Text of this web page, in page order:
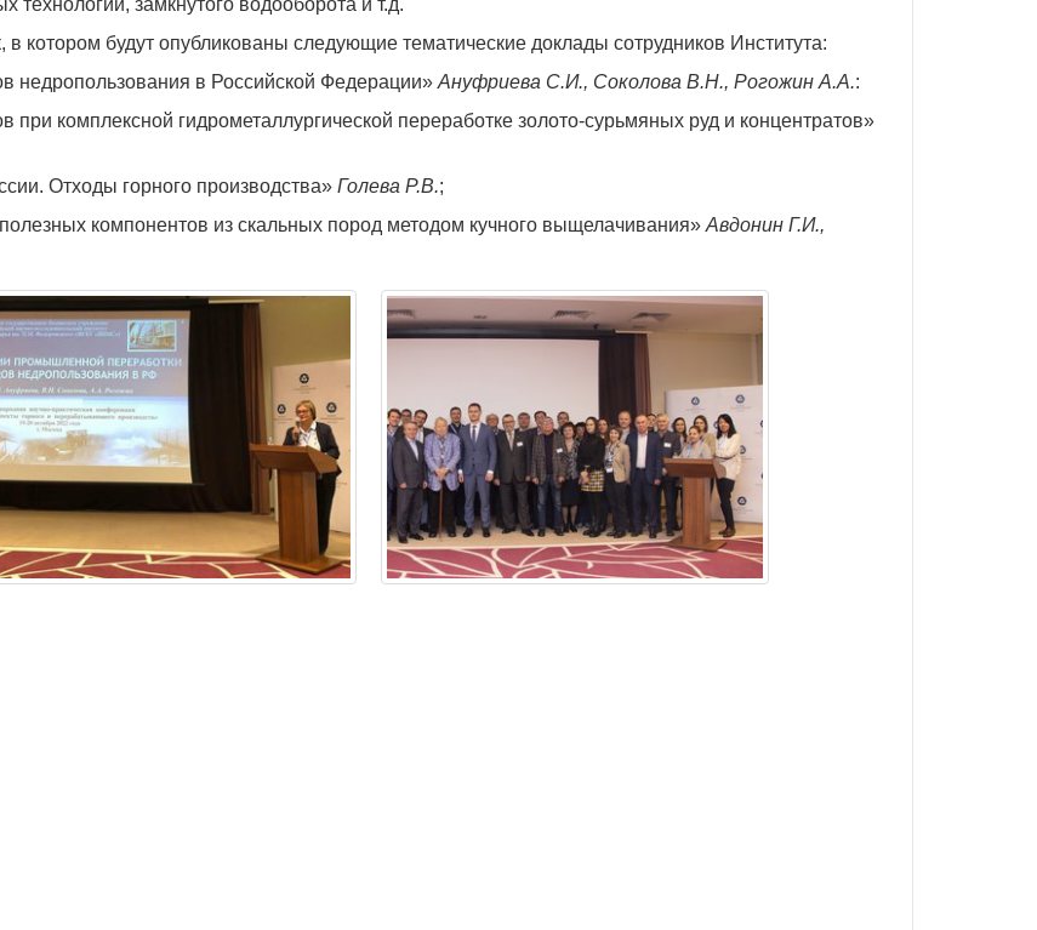
замкнутого водооборота и т.д.
котором будут опубликованы следующие тематические доклады сотрудников Института:
недропользования в Российской Федерации» Ануфриева С.И., Соколова В.Н., Рогожин А.А.:
при комплексной гидрометаллургической переработке золото-сурьмяных руд и концентратов»
Отходы горного производства» Голева Р.В.;
компонентов из скальных пород методом кучного выщелачивания» Авдонин Г.И.,